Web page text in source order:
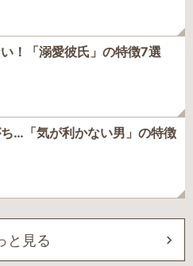
！「溺愛彼氏」の特徴7選
…「気が利かない男」の特徴
と見る